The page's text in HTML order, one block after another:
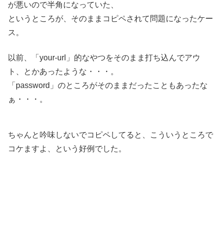
が悪いので半角になっていた、
というところが、そのままコピペされて問題になったケー
ス。
以前、「your-url」的なやつをそのまま打ち込んでアウ
ト、とかあったような・・・。
「password」のところがそのままだったこともあったな
ぁ・・・。
ちゃんと吟味しないでコピペしてると、こういうところで
コケますよ、という好例でした。